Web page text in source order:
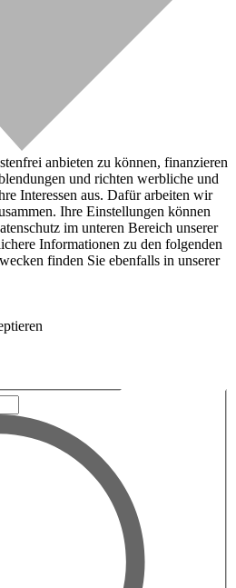
anbieten zu können, finanzieren
und richten werbliche und
Interessen aus. Dafür arbeiten wir
Ihre Einstellungen können
im unteren Bereich unserer
Informationen zu den folgenden
finden Sie ebenfalls in unserer